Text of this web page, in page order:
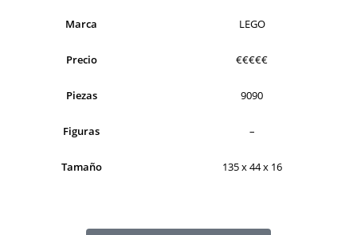
Marca LEGO
Precio €€€€€
Piezas 9090
Figuras –
Tamaño 135 x 44 x 16